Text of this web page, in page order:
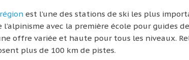
est l’une des stations de ski les plus
l’alpinisme avec la première école pour guides
offre variée et haute pour tous les niveaux.
plus de 100 km de pistes.